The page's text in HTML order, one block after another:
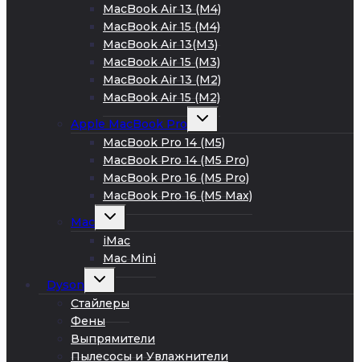
MacBook Air 13 (M4)
MacBook Air 15 (M4)
MacBook Air 13(M3)
MacBook Air 15 (M3)
MacBook Air 13 (M2)
MacBook Air 15 (M2)
Apple MacBook Pro
Развернуть
меню
MacBook Pro 14 (M5)
MacBook Pro 14 (M5 Pro)
MacBook Pro 16 (M5 Pro)
MacBook Pro 16 (M5 Max)
Mac
Развернуть
меню
iMac
Mac Mini
Dyson
Развернуть
меню
Стайлеры
Фены
Выпрямители
Пылесосы и Увлажнители